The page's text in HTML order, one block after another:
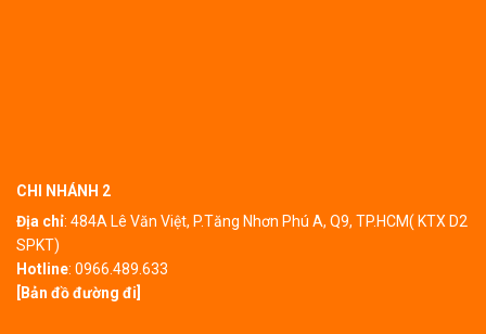
CHI NHÁNH 2
Địa chỉ: 484A Lê Văn Việt, P.Tăng Nhơn Phú A, Q9, TP.HCM( KTX D2
SPKT)
Hotline: 0966.489.633
[Bản đồ đường đi]